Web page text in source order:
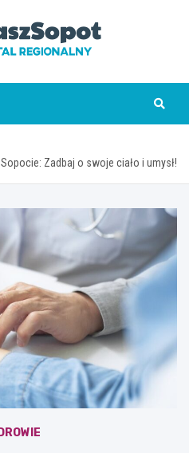
Zadbaj o swoje ciało i umysł!